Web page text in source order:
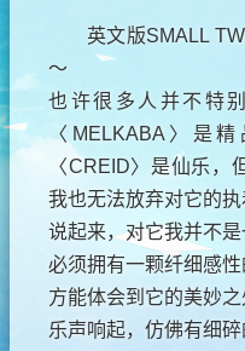
英文版SMALL
～
也许很多人并不特
〈MELKABA〉是
〈CREID〉是仙乐，
我也无法放弃对它的执
说起来，对它我并不是
必须拥有一颗纤细感性
方能体会到它的美妙之
乐声响起，仿佛有细